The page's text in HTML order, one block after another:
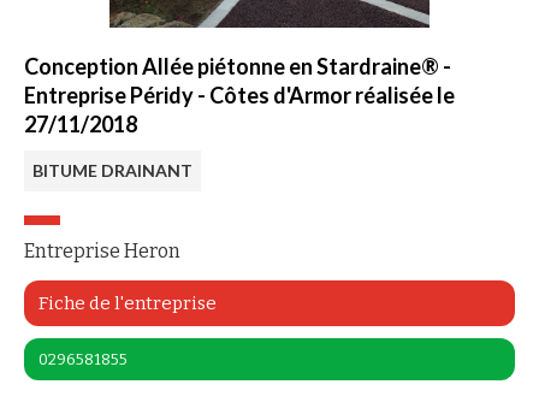
Conception Allée piétonne en Stardraine® -
Entreprise Péridy - Côtes d'Armor réalisée le
27/11/2018
BITUME DRAINANT
Entreprise Heron
Fiche de l'entreprise
0296581855